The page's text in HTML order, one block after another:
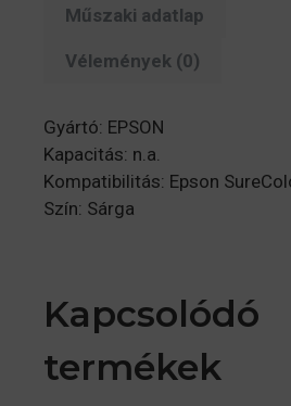
Műszaki adatlap
Vélemények (0)
Gyártó: EPSON
Kapacitás: n.a.
Kompatibilitás: Epson
Szín: Sárga
Kapcsolódó
termékek